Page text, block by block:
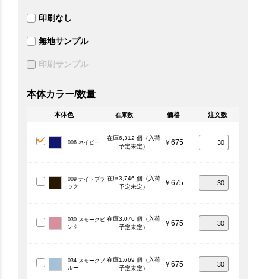
印刷なし
無地サンプル
印刷サンプル
本体カラー/数量
本体色 在庫数 価格 注文数
006 ネイビー
在庫6,312 個（入荷
予定未定）
￥675
009 ナイトブラ
ック
在庫3,746 個（入荷
予定未定）
￥675
030 スモークピ
ンク
在庫3,076 個（入荷
予定未定）
￥675
034 スモークブ
ルー
在庫1,669 個（入荷
予定未定）
￥675